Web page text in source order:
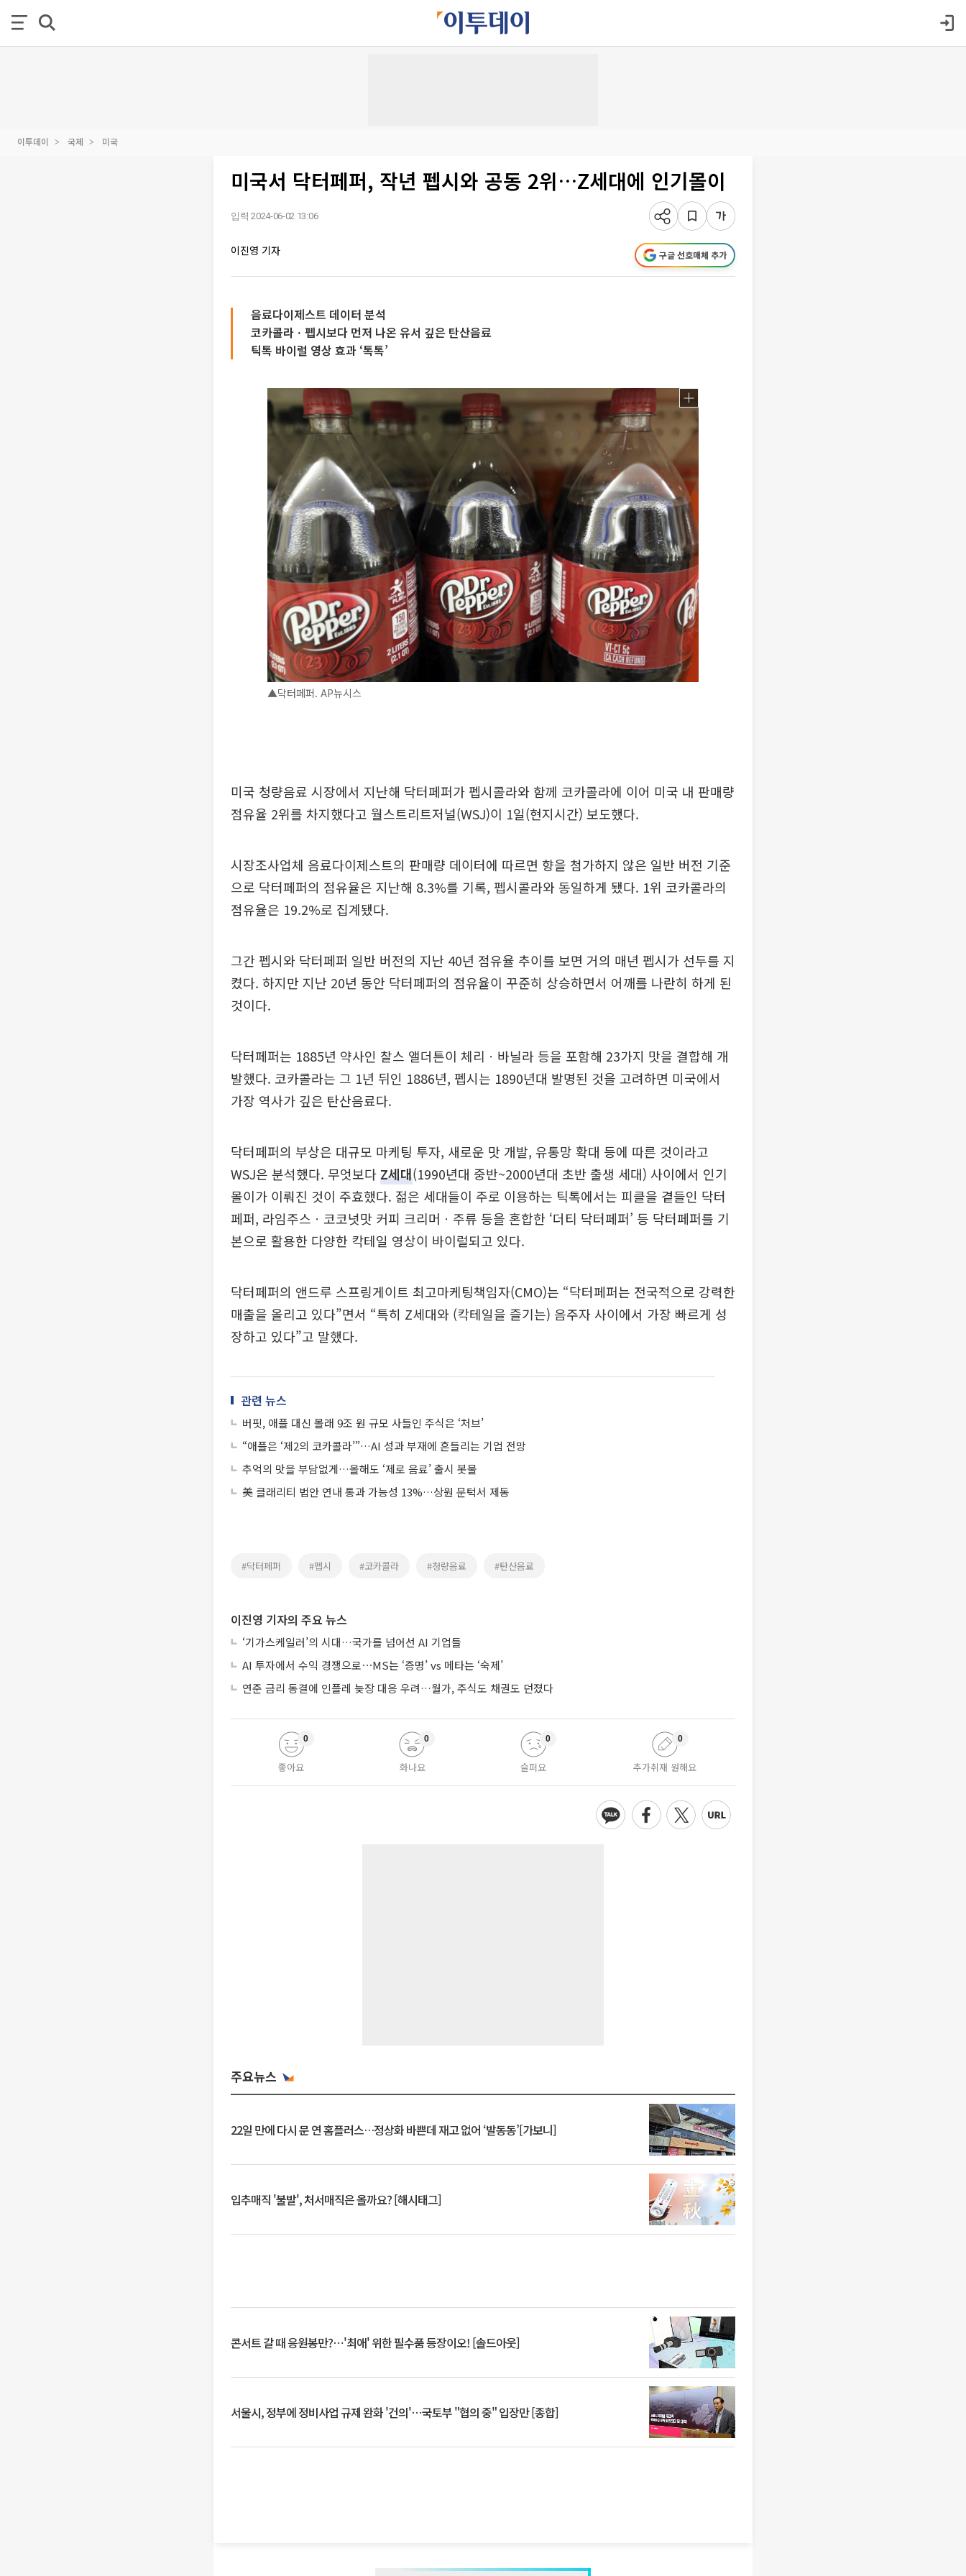
이투데이 국제 미국
미국서 닥터페퍼, 작년 펩시와 공동 2위…Z세대에 인기몰이
입력 2024-06-02 13:06
이진영 기자 구글 선호매체 추가
음료다이제스트 데이터 분석
코카콜라ㆍ펩시보다 먼저 나온 유서 깊은 탄산음료
틱톡 바이럴 영상 효과 ‘톡톡’
▲닥터페퍼. AP뉴시스
미국 청량음료 시장에서 지난해 닥터페퍼가 펩시콜라와 함께 코카콜라에 이어 미국 내 판매량
점유율 2위를 차지했다고 월스트리트저널(WSJ)이 1일(현지시간) 보도했다.
시장조사업체 음료다이제스트의 판매량 데이터에 따르면 향을 첨가하지 않은 일반 버전 기준
으로 닥터페퍼의 점유율은 지난해 8.3%를 기록, 펩시콜라와 동일하게 됐다. 1위 코카콜라의
점유율은 19.2%로 집계됐다.
그간 펩시와 닥터페퍼 일반 버전의 지난 40년 점유율 추이를 보면 거의 매년 펩시가 선두를 지
켰다. 하지만 지난 20년 동안 닥터페퍼의 점유율이 꾸준히 상승하면서 어깨를 나란히 하게 된
것이다.
닥터페퍼는 1885년 약사인 찰스 앨더튼이 체리ㆍ바닐라 등을 포함해 23가지 맛을 결합해 개
발했다. 코카콜라는 그 1년 뒤인 1886년, 펩시는 1890년대 발명된 것을 고려하면 미국에서
가장 역사가 깊은 탄산음료다.
닥터페퍼의 부상은 대규모 마케팅 투자, 새로운 맛 개발, 유통망 확대 등에 따른 것이라고
WSJ은 분석했다. 무엇보다Z세대(1990년대 중반~2000년대 초반 출생 세대) 사이에서 인기
몰이가 이뤄진 것이 주효했다. 젊은 세대들이 주로 이용하는 틱톡에서는 피클을 곁들인 닥터
페퍼, 라임주스ㆍ코코넛맛 커피 크리머ㆍ주류 등을 혼합한 ‘더티 닥터페퍼’ 등 닥터페퍼를 기
본으로 활용한 다양한 칵테일 영상이 바이럴되고 있다.
닥터페퍼의 앤드루 스프링게이트 최고마케팅책임자(CMO)는 “닥터페퍼는 전국적으로 강력한
매출을 올리고 있다”면서 “특히 Z세대와 (칵테일을 즐기는) 음주자 사이에서 가장 빠르게 성
장하고 있다”고 말했다.
관련 뉴스
버핏, 애플 대신 몰래 9조 원 규모 사들인 주식은 ‘처브’
“애플은 ‘제2의 코카콜라’”…AI 성과 부재에 흔들리는 기업 전망
추억의 맛을 부담없게…올해도 ‘제로 음료’ 출시 봇물
美 클래리티 법안 연내 통과 가능성 13%…상원 문턱서 제동
#닥터페퍼 #펩시 #코카콜라 #청량음료 #탄산음료
이진영 기자의 주요 뉴스
‘기가스케일러’의 시대…국가를 넘어선 AI 기업들
AI 투자에서 수익 경쟁으로⋯MS는 ‘증명’ vs 메타는 ‘숙제’
연준 금리 동결에 인플레 늦장 대응 우려…월가, 주식도 채권도 던졌다
좋아요
0
화나요
0
슬퍼요
0
추가취재 원해요
0
주요뉴스
22일 만에 다시 문 연 홈플러스…정상화 바쁜데 재고 없어 ‘발동동’[가보니]
입추매직 '불발', 처서매직은 올까요? [해시태그]
콘서트 갈 때 응원봉만?⋯'최애' 위한 필수품 등장이오! [솔드아웃]
서울시, 정부에 정비사업 규제 완화 '건의'⋯국토부 "협의 중" 입장만 [종합]